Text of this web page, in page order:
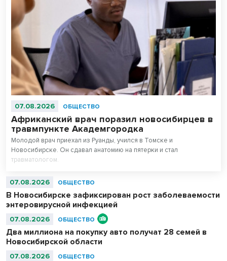
07.08.2026 ОБЩЕСТВО
Африканский врач поразил новосибирцев в
травмпункте Академгородка
Молодой врач приехал из Руанды, учился в Томске и
Новосибирске. Он сдавал анатомию на пятерки и стал
травматологом.
07.08.2026 ОБЩЕСТВО
В Новосибирске зафиксирован рост заболеваемости
энтеровирусной инфекцией
07.08.2026 ОБЩЕСТВО
Два миллиона на покупку авто получат 28 семей в
Новосибирской области
07.08.2026 ОБЩЕСТВО